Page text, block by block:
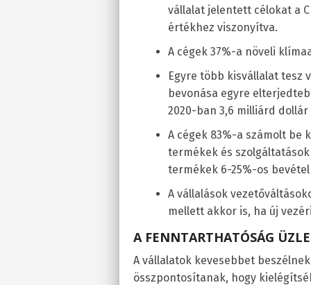
vállalat jelentett célokat a
értékhez viszonyítva.
A cégek 37%-a növeli
Egyre több kisvállalat tesz
bevonása egyre
2020-ban 3,6 milliárd
A cégek 83%-a számolt be
termékek és
termékek 6-25%-os
A vállalások
mellett akkor is, ha új
A FENNTARTHATÓSÁG
A vállalatok kevesebbet
összpontosítanak, hogy